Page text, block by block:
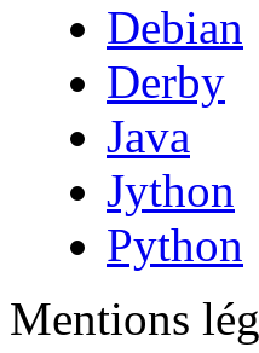
Debian
Derby
Java
Jython
Python
Mentions